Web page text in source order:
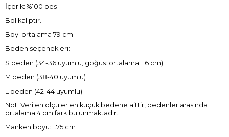
İçerik: %100 pes
Bol kalıptır.
Boy: ortalama 79 cm
Beden seçenekleri:
S beden (34-36 uyumlu, göğüs: ortalama 116 cm)
M beden (38-40 uyumlu)
L beden (42-44 uyumlu)
Not: Verilen ölçüler en küçük bedene aittir, bedenler arasında
ortalama 4 cm fark bulunmaktadır.
Manken boyu: 1.75 cm